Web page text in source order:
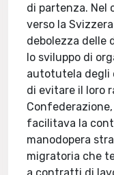
di partenza. Nel
verso la
debolezza delle
lo sviluppo di
autotutela
di evitare il loro
facilitava la
manodopera
migratoria che